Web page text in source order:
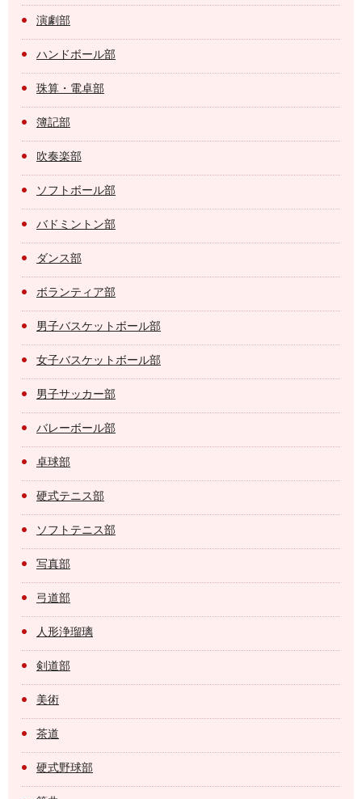
演劇部
ハンドボール部
珠算・電卓部
簿記部
吹奏楽部
ソフトボール部
バドミントン部
ダンス部
ボランティア部
男子バスケットボール部
女子バスケットボール部
男子サッカー部
バレーボール部
卓球部
硬式テニス部
ソフトテニス部
写真部
弓道部
人形浄瑠璃
剣道部
美術
茶道
硬式野球部